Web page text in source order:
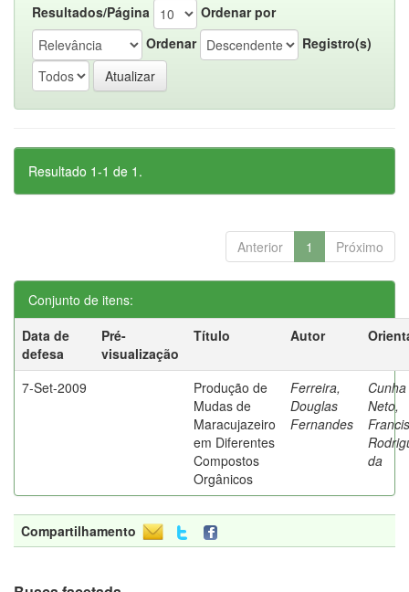
Resultados/Página
Ordenar por
Ordenar
Registro(s)
Resultado 1-1 de 1.
Anterior 1 Próximo
Conjunto de itens:
Data de
defesa
Pré-
visualização
Título Autor
7-Set-2009
Produção de
Mudas de
Maracujazeiro
em Diferentes
Compostos
Orgânicos
Ferreira,
Douglas
Fernandes
Cunha
Neto,
da
Compartilhamento